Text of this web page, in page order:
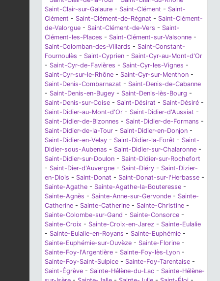
Saint-Clair-sur-Galaure - Saint-Clément - Saint-
Clément - Saint-Clément-de-Régnat - Saint-Clément-
de-Valorgue - Saint-Clément-de-Vers - Saint-
Clément-les-Places - Saint-Clément-sur-Valsonne -
Saint-Colomban-des-Villards - Saint-Constant-
Fournoulès - Saint-Cyprien - Saint-Cyr-au-Mont-d'Or
- Saint-Cyr-de-Favières - Saint-Cyr-les-Vignes -
Saint-Cyr-sur-le-Rhône - Saint-Cyr-sur-Menthon -
Saint-Denis-Combarnazat - Saint-Denis-de-Cabanne
- Saint-Denis-en-Bugey - Saint-Denis-lès-Bourg -
Saint-Denis-sur-Coise - Saint-Désirat - Saint-Désiré -
Saint-Didier-au-Mont-d'Or - Saint-Didier-d'Aussiat -
Saint-Didier-de-Bizonnes - Saint-Didier-de-Formans -
Saint-Didier-de-la-Tour - Saint-Didier-en-Donjon -
Saint-Didier-en-Velay - Saint-Didier-la-Forêt - Saint-
Didier-sous-Aubenas - Saint-Didier-sur-Chalaronne -
Saint-Didier-sur-Doulon - Saint-Didier-sur-Rochefort
- Saint-Dier-d'Auvergne - Saint-Diéry - Saint-Dizier-
en-Diois - Saint-Donat - Saint-Donat-sur-l'Herbasse -
Sainte-Agathe - Sainte-Agathe-la-Bouteresse -
Sainte-Agnès - Sainte-Anne-sur-Gervonde - Sainte-
Catherine - Sainte-Catherine - Sainte-Christine -
Sainte-Colombe-sur-Gand - Sainte-Consorce -
Sainte-Croix - Sainte-Croix-en-Jarez - Sainte-Eulalie
- Sainte-Eulalie-en-Royans - Sainte-Euphémie -
Sainte-Euphémie-sur-Ouvèze - Sainte-Florine -
Sainte-Foy-l'Argentière - Sainte-Foy-lès-Lyon -
Sainte-Foy-Saint-Sulpice - Sainte-Foy-Tarentaise -
Saint-Égrève - Sainte-Hélène-du-Lac - Sainte-Hélène-